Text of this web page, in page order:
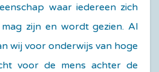
waar iedereen zich
zijn en wordt gezien. Al
wij voor onderwijs van hoge
voor de mens achter de